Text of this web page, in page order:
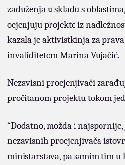
zaduženja u skladu s
ocjenjuju projekte iz
kazala je aktivistkinja za prava
invaliditetom Marina Vujačić.
Nezavisni procjenjivači
pročitanom projektu tokom
“Dodatno, možda i
nezavisnih procjenjivača
ministarstava, pa samim tim